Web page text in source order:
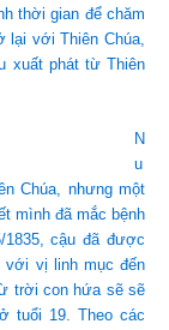
thời gian để chăm
lại với Thiên Chúa,
xuất phát từ Thiên
N
u
Chúa, nhưng một
mình đã mắc bệnh
cậu đã được
với vị linh mục đến
trời con hứa sẽ sẽ
tuổi 19. Theo các